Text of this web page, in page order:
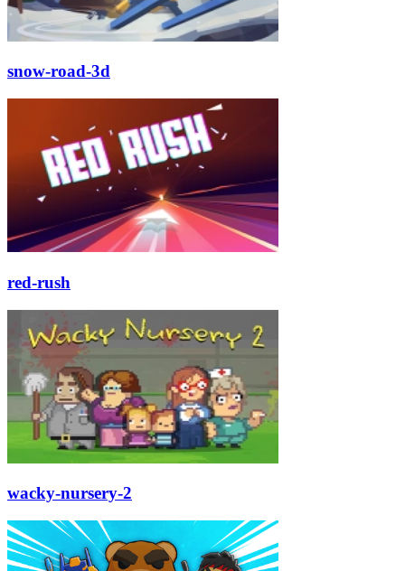
snow-road-3d
red-rush
wacky-nursery-2